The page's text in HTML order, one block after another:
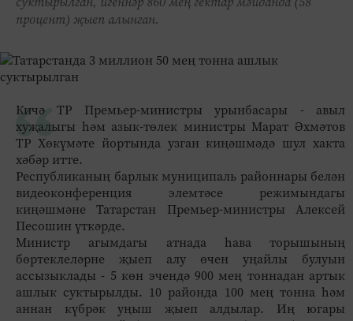
процент) җыеп алынган.
Кичә ТР Премьер-министры урынбасары - авыл
хуҗалыгы һәм азык-төлек министры Марат Әхмәтов
ТР Хөкүмәте йортында узган киңәшмәдә шул хакта
хәбәр итте.
Республиканың барлык муниципаль районнары белән
видеоконференция элемтәсе режимындагы
киңәшмәне Татарстан Премьер-министры Алексей
Песошин үткәрде.
Министр агымдагы атнада һава торышының
бөртеклеләрне җыеп алу өчен уңайлы булуын
ассызыклады - 5 көн эчендә 900 мең тоннадан артык
ашлык суктырылды. 10 районда 100 мең тонна һәм
аннан күбрәк уңыш җыеп алдылар. Иң югары